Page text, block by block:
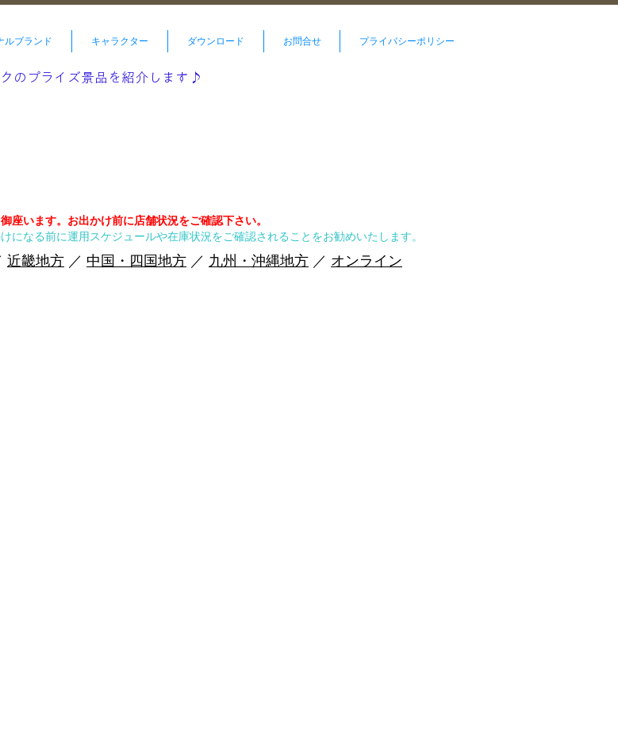
ルブランド キャラクター ダウンロード お問合せ プライバシーポリシー
のプライズ景品を紹介します♪
います。お出かけ前に店舗状況をご確認下さい。
なる前に運用スケジュールや在庫状況をご確認されることをお勧めいたします。
近畿地方 ／ 中国・四国地方 ／ 九州・沖縄地方 ／ オンライン